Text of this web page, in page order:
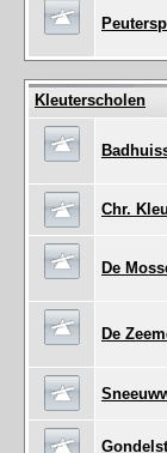
Kleuterscholen
Chr.
De
De